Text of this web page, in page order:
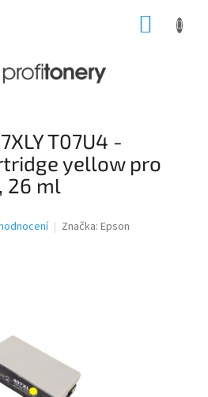
T07U4 -
yellow pro
26 ml
Značka: Epson